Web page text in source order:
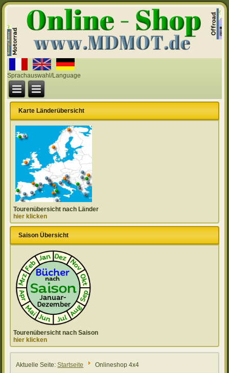
Sprachauswahl/Language
Karte Länderübersicht
Tourenübersicht nach Länder
hier klicken
Saison Übersicht
Tourenübersicht nach Saison
hier klicken
Aktuelle Seite:Startseite Onlineshop 4x4